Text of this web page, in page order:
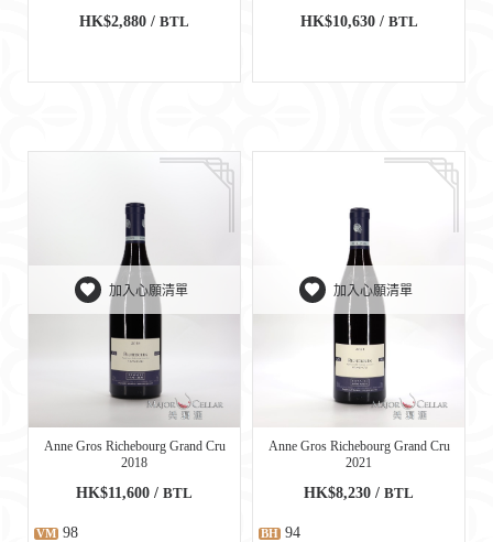
HK$2,880 / BTL HK$10,630 / BTL
加入心願清單
Anne Gros Richebourg Grand Cru
2018
HK$11,600 / BTL
VM 98
加入心願清單
Anne Gros Richebourg Grand Cru
2021
HK$8,230 / BTL
BH 94